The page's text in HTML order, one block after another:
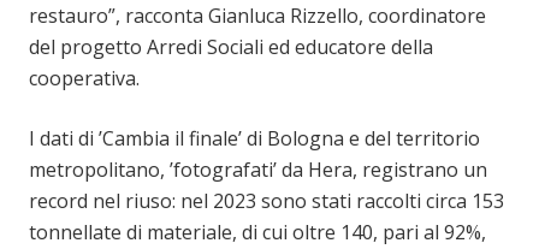
restauro”, racconta Gianluca Rizzello, coordinatore
del progetto Arredi Sociali ed educatore della
cooperativa.
I dati di ’Cambia il finale’ di Bologna e del territorio
metropolitano, ’fotografati’ da Hera, registrano un
record nel riuso: nel 2023 sono stati raccolti circa 153
tonnellate di materiale, di cui oltre 140, pari al 92%,